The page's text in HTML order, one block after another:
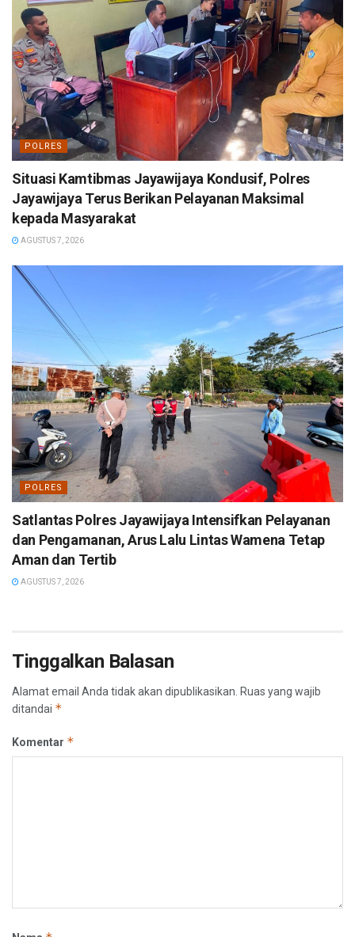
POLRES
Situasi Kamtibmas Jayawijaya Kondusif, Polres
Jayawijaya Terus Berikan Pelayanan Maksimal
kepada Masyarakat
AGUSTUS 7, 2026
POLRES
Satlantas Polres Jayawijaya Intensifkan Pelayanan
dan Pengamanan, Arus Lalu Lintas Wamena Tetap
Aman dan Tertib
AGUSTUS 7, 2026
Tinggalkan Balasan
Alamat email Anda tidak akan dipublikasikan. Ruas yang wajib
ditandai *
Komentar *